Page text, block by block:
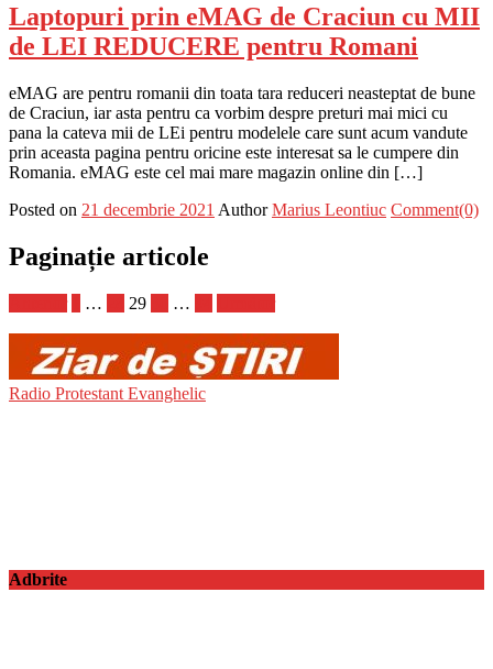
Laptopuri prin eMAG de Craciun cu MII
de LEI REDUCERE pentru Romani
eMAG are pentru romanii din toata tara reduceri neasteptat de bune
de Craciun, iar asta pentru ca vorbim despre preturi mai mici cu
pana la cateva mii de LEi pentru modelele care sunt acum vandute
prin aceasta pagina pentru oricine este interesat sa le cumpere din
Romania. eMAG este cel mai mare magazin online din […]
Posted on 21 decembrie 2021 Author Marius Leontiuc Comment(0)
Paginație articole
… 29 …
Radio Protestant Evanghelic
Adbrite